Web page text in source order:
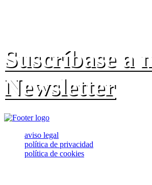
Suscríbase a
Newsletter
aviso legal
política de privacidad
política de cookies